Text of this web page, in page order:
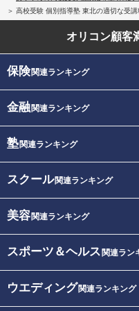
高校受験 個別指導塾 東北の適切な受
オリコン顧客
保険関連ランキング
金融関連ランキング
塾関連ランキング
スクール関連ランキング
美容関連ランキング
スポーツ＆ヘルス 関連ラン
ウエディング関連ランキング